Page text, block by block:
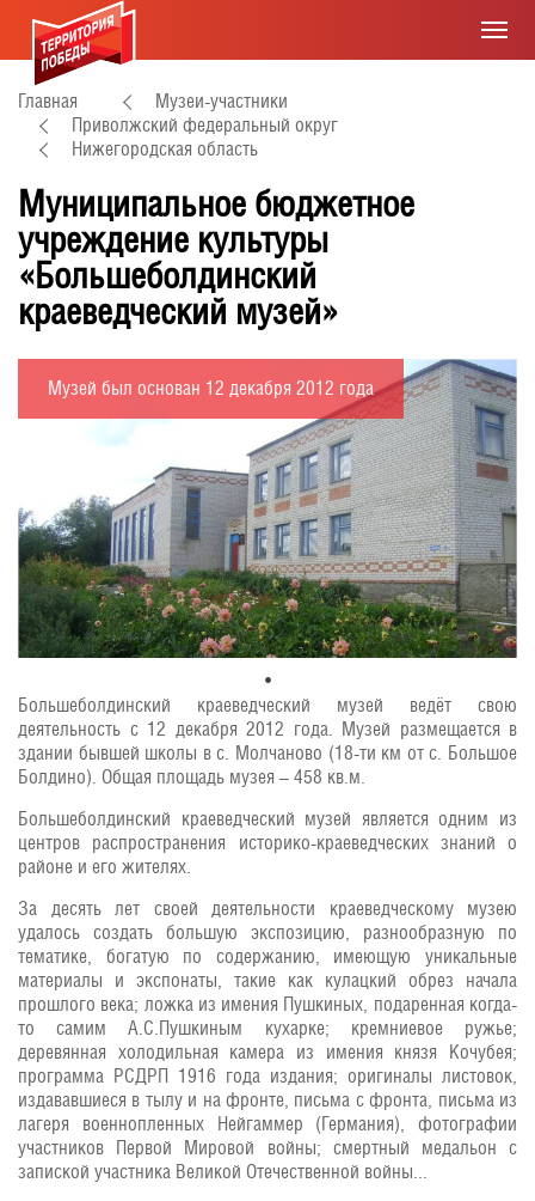
Главная
Музеи-участники
Приволжский федеральный округ
Нижегородская область
Муниципальное бюджетное
учреждение культуры
«Большеболдинский
краеведческий музей»
Музей был основан 12 декабря 2012 года
Большеболдинский краеведческий музей ведёт свою
деятельность с 12 декабря 2012 года. Музей размещается в
здании бывшей школы в с. Молчаново (18-ти км от с. Большое
Болдино). Общая площадь музея – 458 кв.м.
Большеболдинский краеведческий музей является одним из
центров распространения историко-краеведческих знаний о
районе и его жителях.
За десять лет своей деятельности краеведческому музею
удалось создать большую экспозицию, разнообразную по
тематике, богатую по содержанию, имеющую уникальные
материалы и экспонаты, такие как кулацкий обрез начала
прошлого века; ложка из имения Пушкиных, подаренная когда-
то самим А.С.Пушкиным кухарке; кремниевое ружье;
деревянная холодильная камера из имения князя Кочубея;
программа РСДРП 1916 года издания; оригиналы листовок,
издававшиеся в тылу и на фронте, письма с фронта, письма из
лагеря военнопленных Нейгаммер (Германия), фотографии
участников Первой Мировой войны; смертный медальон с
запиской участника Великой Отечественной войны...